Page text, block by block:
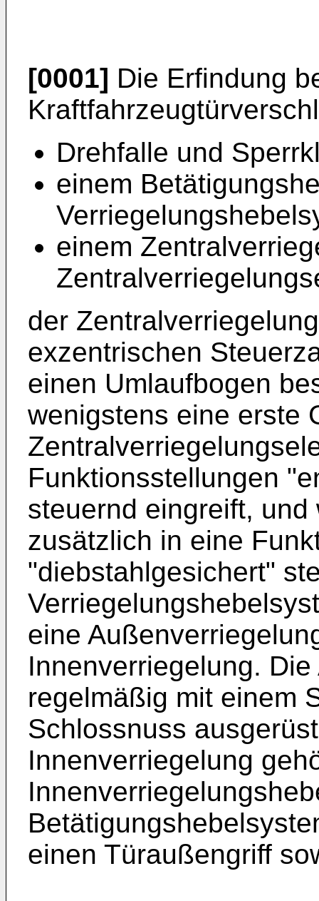
[0001] Die Erfindung
Drehfalle und
einem
einem
der
exzentrischen
einen Umlaufbogen
wenigstens eine erste
Funktionsstellungen
steuernd eingreift,
zusätzlich in eine
"diebstahlgesichert"
eine
Innenverriegelung.
regelmäßig mit einem
Schlossnuss
Innenverriegelung
einen Türaußengriff